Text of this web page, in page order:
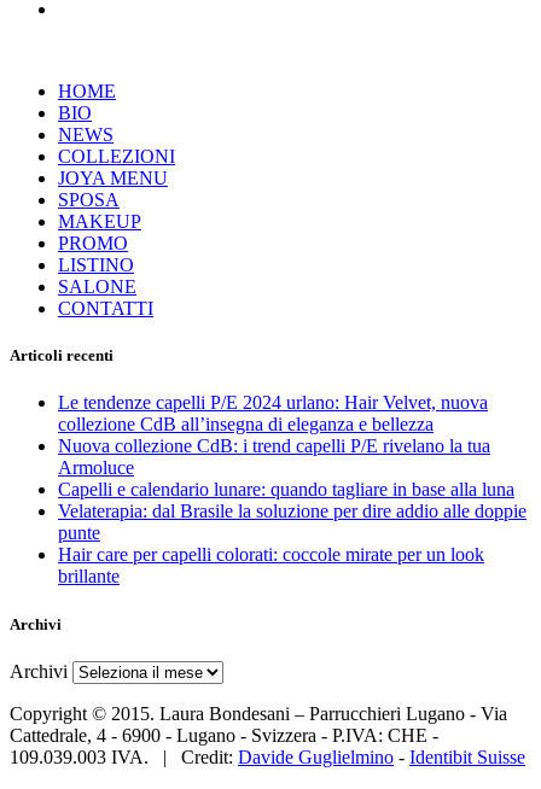
HOME
BIO
NEWS
COLLEZIONI
JOYA MENU
SPOSA
MAKEUP
PROMO
LISTINO
SALONE
CONTATTI
Articoli recenti
Le tendenze capelli P/E 2024 urlano: Hair Velvet, nuova
collezione CdB all’insegna di eleganza e bellezza
Nuova collezione CdB: i trend capelli P/E rivelano la tua
Armoluce
Capelli e calendario lunare: quando tagliare in base alla luna
Velaterapia: dal Brasile la soluzione per dire addio alle doppie
punte
Hair care per capelli colorati: coccole mirate per un look
brillante
Archivi
Archivi
Copyright © 2015. Laura Bondesani – Parrucchieri Lugano - Via
Cattedrale, 4 - 6900 - Lugano - Svizzera - P.IVA: CHE -
109.039.003 IVA. | Credit: Davide Guglielmino - Identibit Suisse